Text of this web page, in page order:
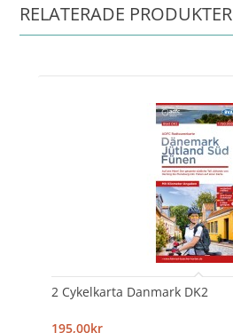
RELATERADE PRODUKTER
2 Cykelkarta Danmark DK2
195,00kr